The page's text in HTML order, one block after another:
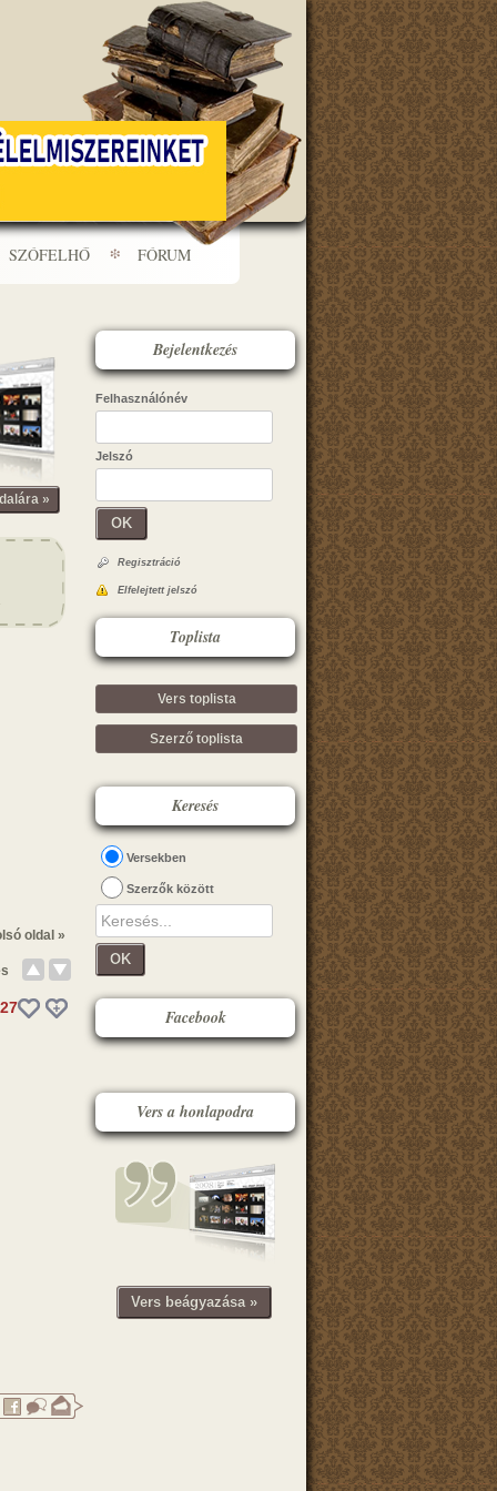
SZÓFELHŐ FÓRUM
»
oldal »
Bejelentkezés
Felhasználónév
Jelszó
OK
Regisztráció
Elfelejtett jelszó
Toplista
Vers toplista
Szerző toplista
Keresés
Versekben
Szerzők között
OK
Facebook
Vers a honlapodra
Vers beágyazása »